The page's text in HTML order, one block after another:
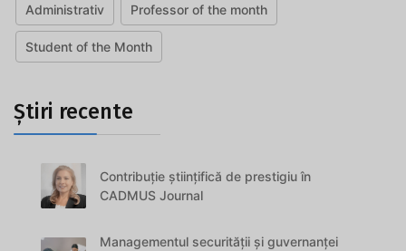
Administrativ Professor of the month
Student of the Month
Știri recente
Contribuție științifică de prestigiu în
CADMUS Journal
Managementul securității și guvernanței